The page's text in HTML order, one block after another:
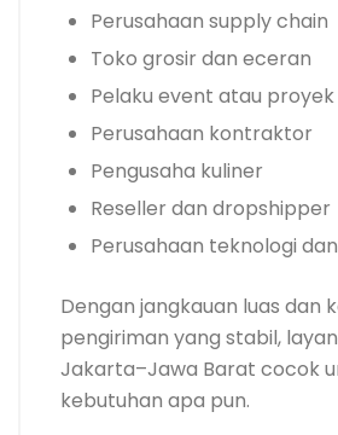
Perusahaan supply chain
Toko grosir dan eceran
Pelaku event atau proyek
Perusahaan kontraktor
Pengusaha kuliner
Reseller dan dropshipper
Perusahaan teknologi
Dengan jangkauan luas dan
pengiriman yang stabil,
Jakarta–Jawa Barat cocok
kebutuhan apa pun.